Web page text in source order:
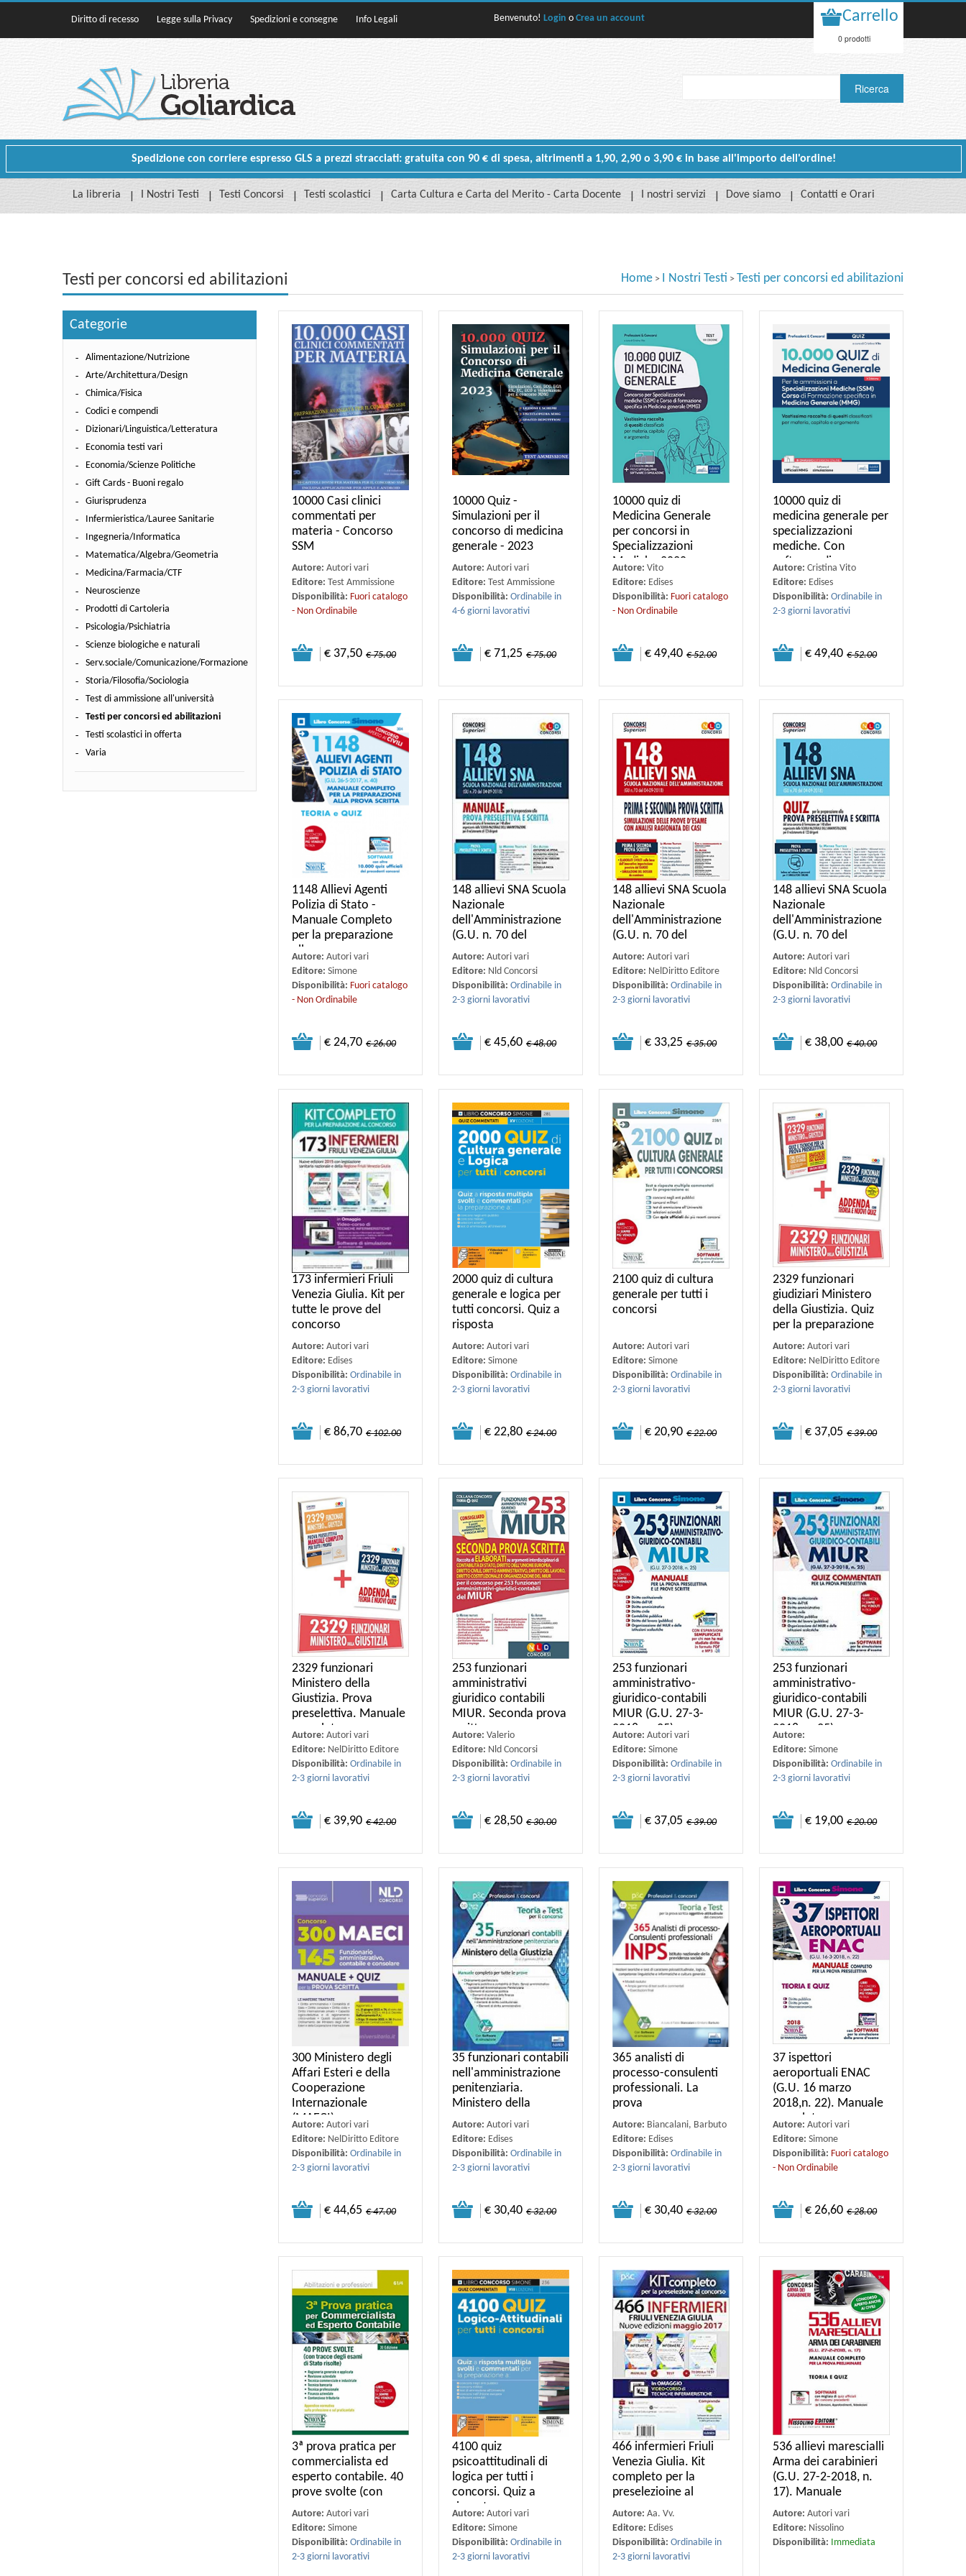
Diritto di recesso Legge sulla Privacy Spedizioni e consegne Info Legali Benvenuto! Login o Crea un account Carrello
0 prodotti
Spedizione con corriere espresso GLS a prezzi stracciati: gratuita con 90 € di spesa, altrimenti a 1,90, 2,90 o 3,90 € in base all'importo dell'ordine!
La libreria I Nostri Testi Testi Concorsi Testi scolastici Carta Cultura e Carta del Merito - Carta Docente I nostri servizi Dove siamo Contatti e Orari
Testi per concorsi ed abilitazioni Home > I Nostri Testi > Testi per concorsi ed abilitazioni
Categorie
Alimentazione/Nutrizione
Arte/Architettura/Design
Chimica/Fisica
Codici e compendi
Dizionari/Linguistica/Letteratura
Economia testi vari
Economia/Scienze Politiche
Gift Cards - Buoni regalo
Giurisprudenza
Infermieristica/Lauree Sanitarie
Ingegneria/Informatica
Matematica/Algebra/Geometria
Medicina/Farmacia/CTF
Neuroscienze
Prodotti di Cartoleria
Psicologia/Psichiatria
Scienze biologiche e naturali
Serv.sociale/Comunicazione/Formazione
Storia/Filosofia/Sociologia
Test di ammissione all'università
Testi per concorsi ed abilitazioni
Testi scolastici in offerta
Varia
10000 Casi clinici
commentati per
materia - Concorso
SSM
Autore: Autori vari
Editore: Test Ammissione
Disponibilità: Fuori catalogo
- Non Ordinabile
€ 37,50 € 75.00
10000 Quiz -
Simulazioni per il
concorso di medicina
generale - 2023
Autore:Autori vari
Editore:Test Ammissione
Disponibilità:Ordinabile in
4-6 giorni lavorativi
€ 71,25 € 75.00
10000 quiz di
Medicina Generale
per concorsi in
Specializzazioni
Mediche 2020
Autore:Vito
Editore: Edises
Disponibilità: Fuori catalogo
- Non Ordinabile
€ 49,40 € 52.00
10000 quiz di
medicina generale per
specializzazioni
mediche. Con
software di
Autore:Cristina Vito
Editore: Edises
Disponibilità:Ordinabile in
2-3 giorni lavorativi
Dettagli € 49,40 € 52.00
1148 Allievi Agenti
Polizia di Stato -
Manuale Completo
per la preparazione
alla
Autore: Autori vari
Editore: Simone
Disponibilità: Fuori catalogo
- Non Ordinabile
€ 24,70 € 26.00
148 allievi SNA Scuola
Nazionale
dell'Amministrazione
(G.U. n. 70 del
Autore:Autori vari
Editore: Nld Concorsi
Disponibilità:Ordinabile in
2-3 giorni lavorativi
€ 45,60 € 48.00
148 allievi SNA Scuola
Nazionale
dell'Amministrazione
(G.U. n. 70 del
Autore:Autori vari
Editore: NelDiritto Editore
Disponibilità:Ordinabile in
2-3 giorni lavorativi
€ 33,25 € 35.00
148 allievi SNA Scuola
Nazionale
dell'Amministrazione
(G.U. n. 70 del
Autore:Autori vari
Editore: Nld Concorsi
Disponibilità:Ordinabile in
2-3 giorni lavorativi
€ 38,00 € 40.00
173 infermieri Friuli
Venezia Giulia. Kit per
tutte le prove del
concorso
Autore: Autori vari
Editore: Edises
Disponibilità: Ordinabile in
2-3 giorni lavorativi
€ 86,70 € 102.00
2000 quiz di cultura
generale e logica per
tutti concorsi. Quiz a
risposta
Autore:Autori vari
Editore:Simone
Disponibilità:Ordinabile in
2-3 giorni lavorativi
€ 22,80 € 24.00
2100 quiz di cultura
generale per tutti i
concorsi
Autore:Autori vari
Editore:Simone
Disponibilità:Ordinabile in
2-3 giorni lavorativi
€ 20,90 € 22.00
2329 funzionari
giudiziari Ministero
della Giustizia. Quiz
per la preparazione
Autore:Autori vari
Editore: NelDiritto Editore
Disponibilità:Ordinabile in
2-3 giorni lavorativi
€ 37,05 € 39.00
2329 funzionari
Ministero della
Giustizia. Prova
preselettiva. Manuale
completo
Autore: Autori vari
Editore: NelDiritto Editore
Disponibilità: Ordinabile in
2-3 giorni lavorativi
€ 39,90 € 42.00
253 funzionari
amministrativi
giuridico contabili
MIUR. Seconda prova
scritta
Autore:Valerio
Editore: Nld Concorsi
Disponibilità:Ordinabile in
2-3 giorni lavorativi
€ 28,50 € 30.00
253 funzionari
amministrativo-
giuridico-contabili
MIUR (G.U. 27-3-
2018, n. 25).
Autore:Autori vari
Editore:Simone
Disponibilità:Ordinabile in
2-3 giorni lavorativi
€ 37,05 € 39.00
253 funzionari
amministrativo-
giuridico-contabili
MIUR (G.U. 27-3-
2018, n. 25).
Autore:
Editore:Simone
Disponibilità:Ordinabile in
2-3 giorni lavorativi
€ 19,00 € 20.00
300 Ministero degli
Affari Esteri e della
Cooperazione
Internazionale
(MAECI).
Autore: Autori vari
Editore: NelDiritto Editore
Disponibilità: Ordinabile in
2-3 giorni lavorativi
€ 44,65 € 47.00
35 funzionari contabili
nell'amministrazione
penitenziaria.
Ministero della
Autore:Autori vari
Editore: Edises
Disponibilità:Ordinabile in
2-3 giorni lavorativi
€ 30,40 € 32.00
365 analisti di
processo-consulenti
professionali. La
prova
Autore: Biancalani, Barbuto
Editore: Edises
Disponibilità:Ordinabile in
2-3 giorni lavorativi
€ 30,40 € 32.00
37 ispettori
aeroportuali ENAC
(G.U. 16 marzo
2018,n. 22). Manuale
completo per
Autore:Autori vari
Editore:Simone
Disponibilità: Fuori catalogo
- Non Ordinabile
€ 26,60 € 28.00
3ª prova pratica per
commercialista ed
esperto contabile. 40
prove svolte (con
Autore: Autori vari
Editore: Simone
Disponibilità: Ordinabile in
2-3 giorni lavorativi
4100 quiz
psicoattitudinali di
logica per tutti i
concorsi. Quiz a
risposta
Autore:Autori vari
Editore:Simone
Disponibilità:Ordinabile in
2-3 giorni lavorativi
466 infermieri Friuli
Venezia Giulia. Kit
completo per la
preselezioine al
Autore:Aa. Vv.
Editore: Edises
Disponibilità:Ordinabile in
2-3 giorni lavorativi
536 allievi marescialli
Arma dei carabinieri
(G.U. 27-2-2018, n.
17). Manuale
Autore:Autori vari
Editore: Nissolino
Disponibilità: Immediata